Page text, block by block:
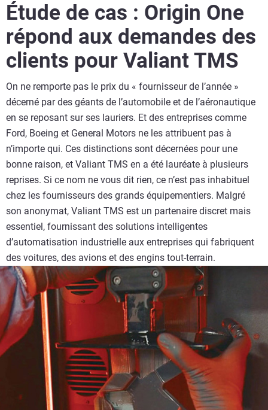
Étude de cas : Origin One
répond aux demandes des
clients pour Valiant TMS
On ne remporte pas le prix du « fournisseur de l’année »
décerné par des géants de l’automobile et de l’aéronautique
en se reposant sur ses lauriers. Et des entreprises comme
Ford, Boeing et General Motors ne les attribuent pas à
n’importe qui. Ces distinctions sont décernées pour une
bonne raison, et Valiant TMS en a été lauréate à plusieurs
reprises. Si ce nom ne vous dit rien, ce n’est pas inhabituel
chez les fournisseurs des grands équipementiers. Malgré
son anonymat, Valiant TMS est un partenaire discret mais
essentiel, fournissant des solutions intelligentes
d’automatisation industrielle aux entreprises qui fabriquent
des voitures, des avions et des engins tout-terrain.